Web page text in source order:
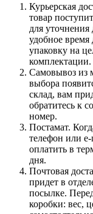
Курьерская
товар
для
удобное время
упаковку на
комплектации.
Самовывоз из
выбора
склад, вам
обратитесь к
номер.
Постамат.
телефон или
оплатить в
дня.
Почтовая
придет в
посылке.
коробки: вес,